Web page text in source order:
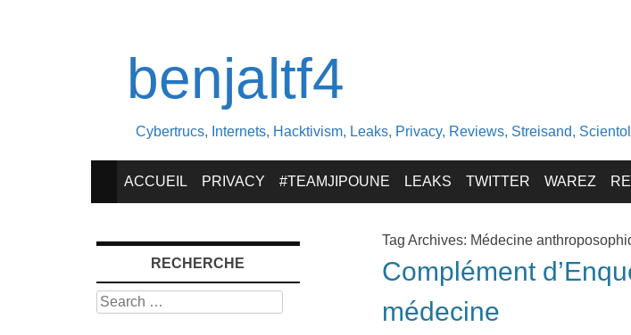
benjaltf4
Cybertrucs, Internets, Hacktivism, Leaks, Privacy, Reviews, Streisand,
SKIP
CONTENT
ACCUEIL PRIVACY #TEAMJIPOUNE LEAKS TWITTER WAREZ
Tag Archives: Médecine
Complément
médecine
RECHERCHE
Search